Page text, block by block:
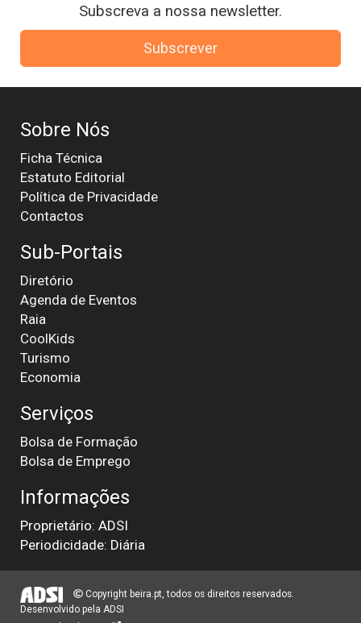
Subscreva a nossa newsletter.
Subscrever
Sobre Nós
Ficha Técnica
Estatuto Editorial
Política de Privacidade
Contactos
Sub-Portais
Diretório
Agenda de Eventos
Raia
CoolKids
Turismo
Economia
Serviços
Bolsa de Formação
Bolsa de Emprego
Informações
Proprietário: ADSI
Periodicidade: Diária
Copyright beira.pt, todos os direitos reservados.
Desenvolvido pela ADSI